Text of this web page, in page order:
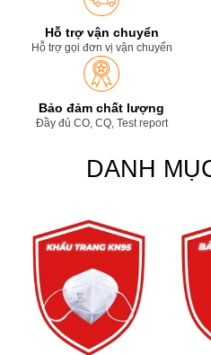
Hỗ trợ vận chuyển
Hỗ trợ gọi đơn vị vận chuyển
Bảo đảm chất lượng
Đầy đủ CO, CQ, Test report
DANH